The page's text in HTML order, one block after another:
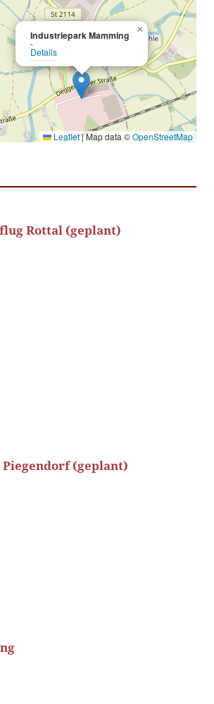
Industriepark Mamming
-
Details
×
Leaflet|Map data ©OpenStreetMap
Rottal (geplant)
(geplant)